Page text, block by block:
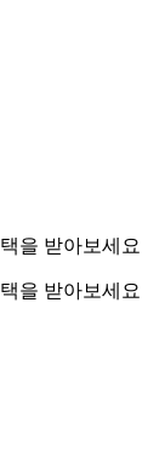
을 받아보세요
을 받아보세요